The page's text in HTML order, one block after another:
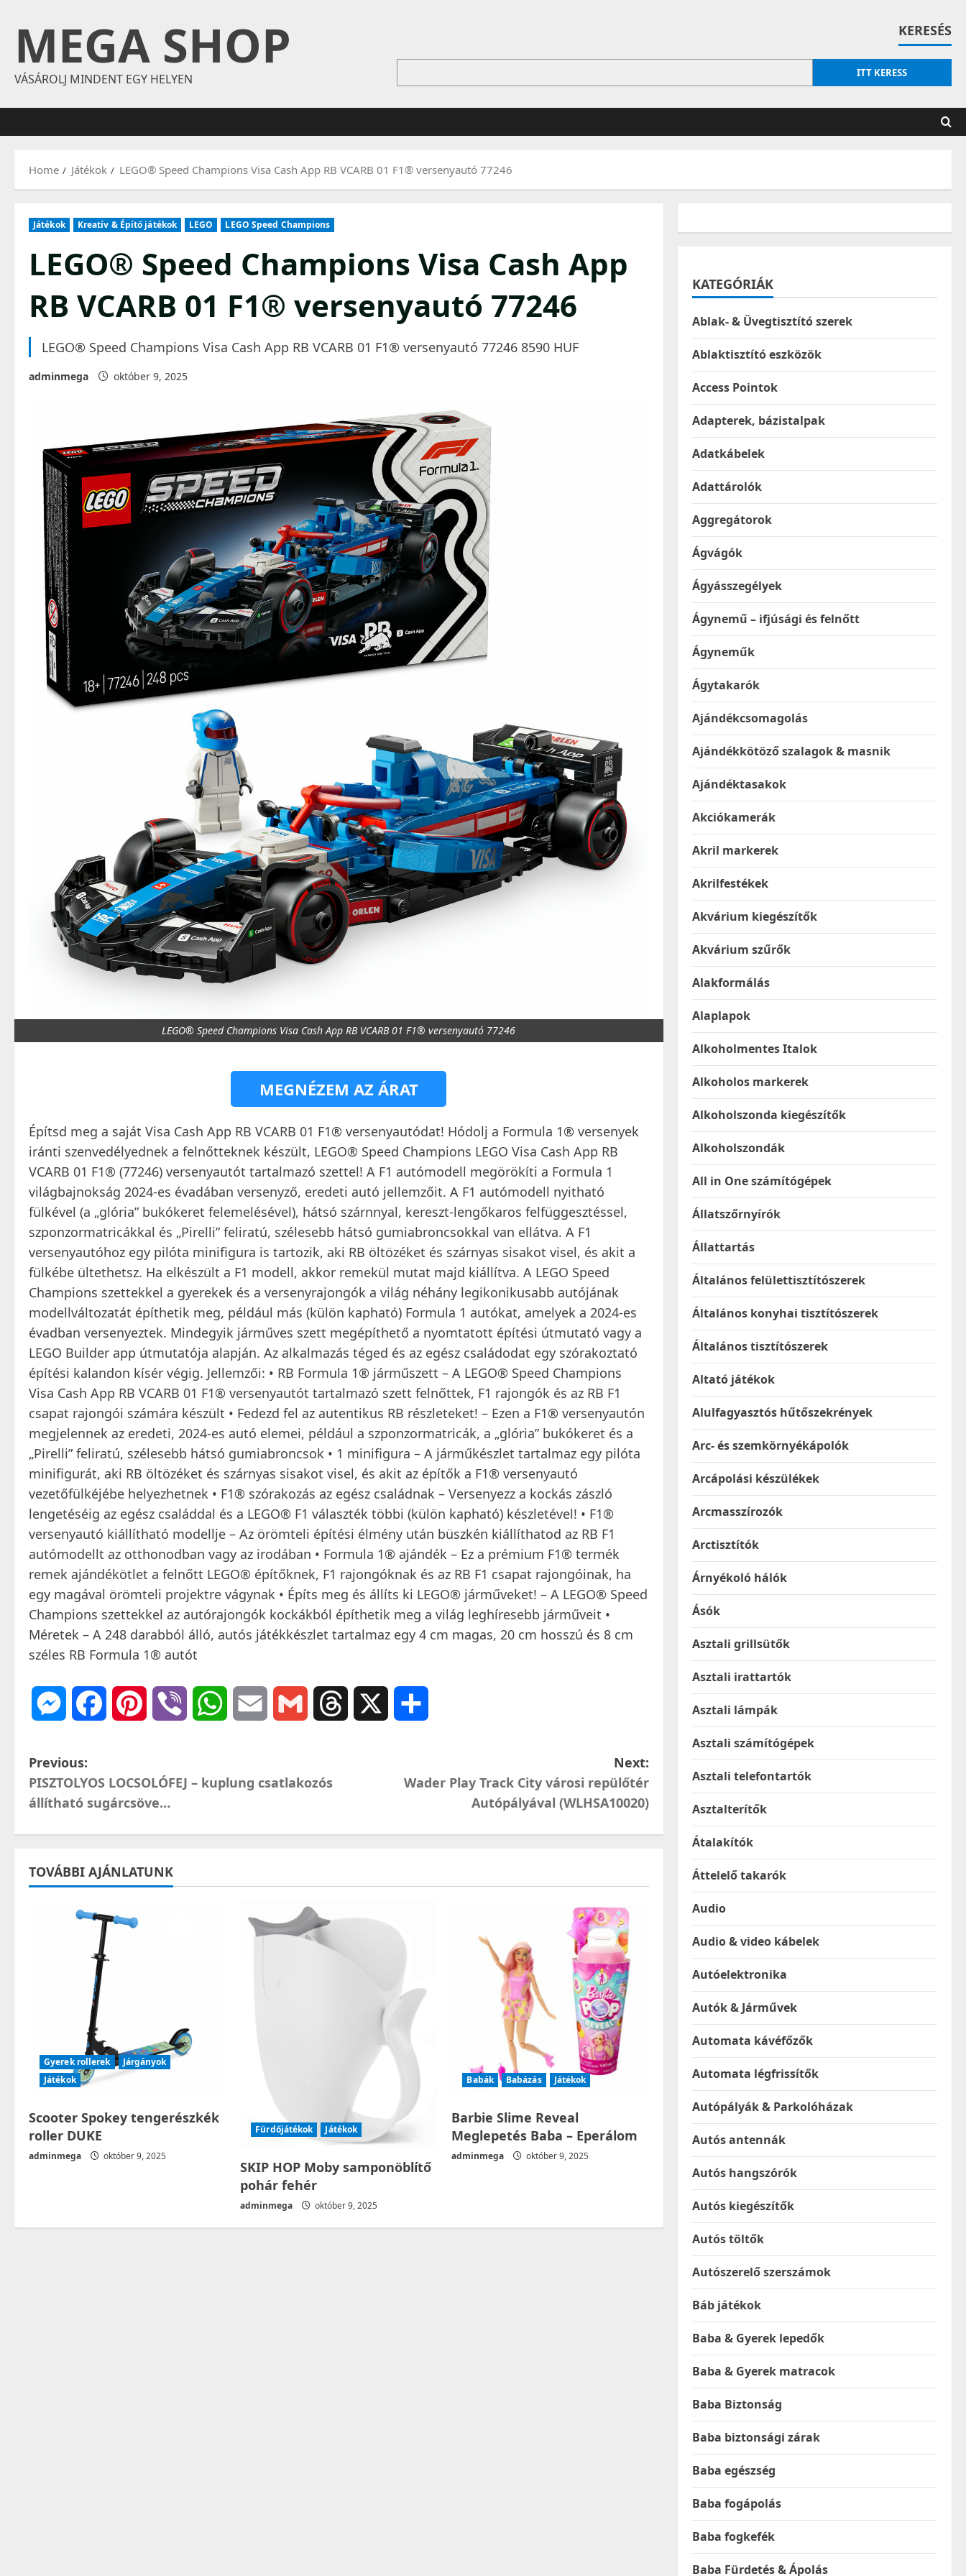
content
MEGA SHOP
VÁSÁROLJ MINDENT EGY HELYEN
KERESÉS
ITT KERESS
Home Játékok LEGO® Speed Champions Visa Cash App RB VCARB 01 F1® versenyautó 77246
Játékok Kreatív & Építő játékok LEGO LEGO Speed Champions
LEGO® Speed Champions Visa Cash App
RB VCARB 01 F1® versenyautó 77246
LEGO® Speed Champions Visa Cash App RB VCARB 01 F1® versenyautó 77246 8590 HUF
adminmega október 9, 2025
LEGO® Speed Champions Visa Cash App RB VCARB 01 F1® versenyautó 77246
MEGNÉZEM AZ ÁRAT
Építsd meg a saját Visa Cash App RB VCARB 01 F1® versenyautódat! Hódolj a Formula 1® versenyek
iránti szenvedélyednek a felnőtteknek készült, LEGO® Speed Champions LEGO Visa Cash App RB
VCARB 01 F1® (77246) versenyautót tartalmazó szettel! A F1 autómodell megörökíti a Formula 1
világbajnokság 2024-es évadában versenyző, eredeti autó jellemzőit. A F1 autómodell nyitható
fülkével (a „glória” bukókeret felemelésével), hátsó szárnnyal, kereszt-lengőkaros felfüggesztéssel,
szponzormatricákkal és „Pirelli” feliratú, szélesebb hátsó gumiabroncsokkal van ellátva. A F1
versenyautóhoz egy pilóta minifigura is tartozik, aki RB öltözéket és szárnyas sisakot visel, és akit a
fülkébe ültethetsz. Ha elkészült a F1 modell, akkor remekül mutat majd kiállítva. A LEGO Speed
Champions szettekkel a gyerekek és a versenyrajongók a világ néhány legikonikusabb autójának
modellváltozatát építhetik meg, például más (külön kapható) Formula 1 autókat, amelyek a 2024-es
évadban versenyeztek. Mindegyik járműves szett megépíthető a nyomtatott építési útmutató vagy a
LEGO Builder app útmutatója alapján. Az alkalmazás téged és az egész családodat egy szórakoztató
építési kalandon kísér végig. Jellemzői: • RB Formula 1® járműszett – A LEGO® Speed Champions
Visa Cash App RB VCARB 01 F1® versenyautót tartalmazó szett felnőttek, F1 rajongók és az RB F1
csapat rajongói számára készült • Fedezd fel az autentikus RB részleteket! – Ezen a F1® versenyautón
megjelennek az eredeti, 2024-es autó elemei, például a szponzormatricák, a „glória” bukókeret és a
„Pirelli” feliratú, szélesebb hátsó gumiabroncsok • 1 minifigura – A járműkészlet tartalmaz egy pilóta
minifigurát, aki RB öltözéket és szárnyas sisakot visel, és akit az építők a F1® versenyautó
vezetőfülkéjébe helyezhetnek • F1® szórakozás az egész családnak – Versenyezz a kockás zászló
lengetéséig az egész családdal és a LEGO® F1 választék többi (külön kapható) készletével! • F1®
versenyautó kiállítható modellje – Az örömteli építési élmény után büszkén kiállíthatod az RB F1
autómodellt az otthonodban vagy az irodában • Formula 1® ajándék – Ez a prémium F1® termék
remek ajándékötlet a felnőtt LEGO® építőknek, F1 rajongóknak és az RB F1 csapat rajongóinak, ha
egy magával örömteli projektre vágynak • Építs meg és állíts ki LEGO® járműveket! – A LEGO® Speed
Champions szettekkel az autórajongók kockákból építhetik meg a világ leghíresebb járműveit •
Méretek – A 248 darabból álló, autós játékkészlet tartalmaz egy 4 cm magas, 20 cm hosszú és 8 cm
széles RB Formula 1® autót
MessengerFacebookPinterest Viber WhatsAppEmail Gmail Threads
P
o
s
n
o
n
Previous:
PISZTOLYOS LOCSOLÓFEJ – kuplung csatlakozós
állítható sugárcsöve…
Next:
Wader Play Track City városi repülőtér
Autópályával (WLHSA10020)
TOVÁBBI AJÁNLATUNK
Gyerek rollerek
Járgányok
Játékok
Scooter Spokey tengerészkék
roller DUKE
adminmega október 9, 2025
Fürdőjátékok Játékok
SKIP HOP Moby samponöblítő
pohár fehér
adminmega október 9, 2025
Babák Babázás Játékok
Barbie Slime Reveal
Meglepetés Baba – Eperálom
adminmega október 9, 2025
KATEGÓRIÁK
Ablak- & Üvegtisztító szerek
Ablaktisztító eszközök
Access Pointok
Adapterek, bázistalpak
Adatkábelek
Adattárolók
Aggregátorok
Ágvágók
Ágyásszegélyek
Ágynemű – ifjúsági és felnőtt
Ágyneműk
Ágytakarók
Ajándékcsomagolás
Ajándékkötöző szalagok & masnik
Ajándéktasakok
Akciókamerák
Akril markerek
Akrilfestékek
Akvárium kiegészítők
Akvárium szűrők
Alakformálás
Alaplapok
Alkoholmentes Italok
Alkoholos markerek
Alkoholszonda kiegészítők
Alkoholszondák
All in One számítógépek
Állatszőrnyírók
Állattartás
Általános felülettisztítószerek
Általános konyhai tisztítószerek
Általános tisztítószerek
Altató játékok
Alulfagyasztós hűtőszekrények
Arc- és szemkörnyékápolók
Arcápolási készülékek
Arcmasszírozók
Arctisztítók
Árnyékoló hálók
Ásók
Asztali grillsütők
Asztali irattartók
Asztali lámpák
Asztali számítógépek
Asztali telefontartók
Asztalterítők
Átalakítók
Áttelelő takarók
Audio
Audio & video kábelek
Autóelektronika
Autók & Járművek
Automata kávéfőzők
Automata légfrissítők
Autópályák & Parkolóházak
Autós antennák
Autós hangszórók
Autós kiegészítők
Autós töltők
Autószerelő szerszámok
Báb játékok
Baba & Gyerek lepedők
Baba & Gyerek matracok
Baba Biztonság
Baba biztonsági zárak
Baba egészség
Baba fogápolás
Baba fogkefék
Baba Fürdetés & Ápolás